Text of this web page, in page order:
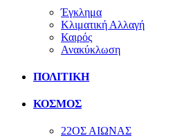
Έγκλημα
Κλιματική Αλλαγή
Καιρός
Ανακύκλωση
ΠΟΛΙΤΙΚΗ
ΚΟΣΜΟΣ
22ΟΣ ΑΙΩΝΑΣ